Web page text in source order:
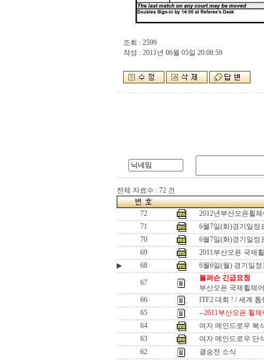
조회 : 2599
작성 : 2011년 06월 05일 20:08:59
전체 자료수 : 72 건
72
2012년부산오픈휠
71
6월7일(화)경기일정
70
6월7일(화)경기일정
69
2011부산오픈 국제
▶
68 6월6일(월) 경기일정
67
볼퍼슨 긴급요청
부산오픈 국제휠체
66
ITF2 대회 ! / 세계 톱
65
--2011부산오픈 휠
64
여자 메인드로우 복
63
여자 메인드로우 단
62
결숭전 소식